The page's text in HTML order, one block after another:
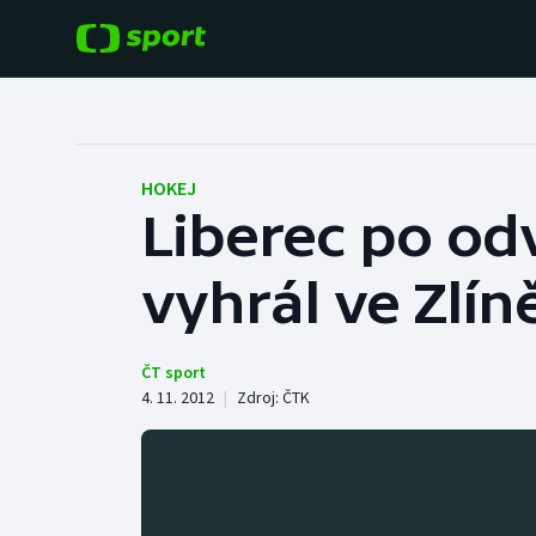
Hokej
Tenis
Cyklistika
Baseball a softbal
Basketbal
Boby a skeleton
HOKEJ
Liberec po
vyhrál ve
ČT sport
4. 11. 2012 | Zdroj: ČTK